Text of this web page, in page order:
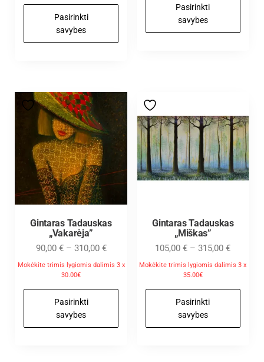
Pasirinkti
savybes
Pasirinkti
savybes
Gintaras Tadauskas
„Vakarėja”
90,00 € – 310,00 €
Mokėkite trimis lygiomis dalimis 3 x
30.00€
Pasirinkti
savybes
Gintaras Tadauskas
„Miškas”
105,00€ – 315,00€
Mokėkite trimis lygiomis dalimis 3 x
35.00€
Pasirinkti
savybes